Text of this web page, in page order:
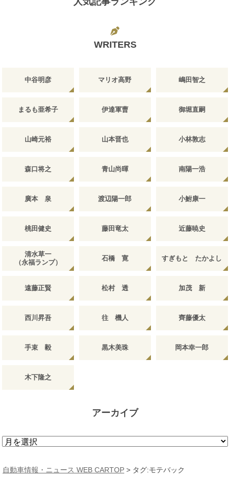
WRITERS
中谷明彦 マリオ高野 嶋田智之
まるも亜希子 伊達軍曹 御堀直嗣
山崎元裕 山本晋也 小林敦志
森口将之 青山尚暉 南陽一浩
廣本 泉 渡辺陽一郎 小鮒康一
桃田健史 藤田竜太 近藤暁史
清水草一
（永福ランプ）
石橋 寛 すぎもと たかよし
遠藤正賢 松村 透 加茂 新
西川昇吾 往 機人 齊藤優太
手束 毅 黒木美珠 岡本幸一郎
木下隆之
アーカイブ
ア
カ
自動車情報・ニュース WEB CARTOP > タグ:モテバック